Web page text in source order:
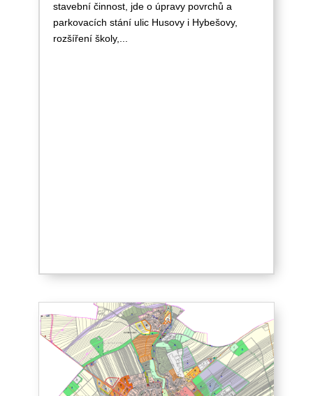
stavební činnost, jde o úpravy povrchů a
parkovacích stání ulic Husovy i Hybešovy,
rozšíření školy,...